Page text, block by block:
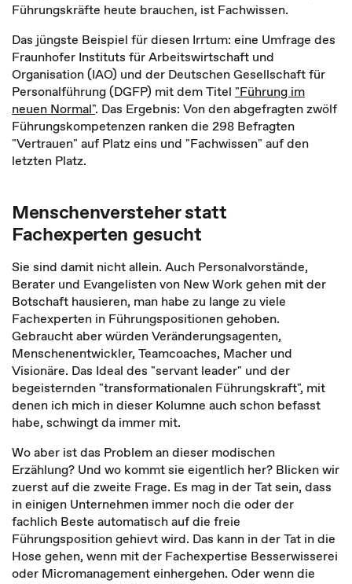
Führungskräfte heute brauchen, ist Fachwissen.
Das jüngste Beispiel für diesen Irrtum: eine Umfrage des
Fraunhofer Instituts für Arbeitswirtschaft und
Organisation (IAO) und der Deutschen Gesellschaft für
Personalführung (DGFP) mit dem Titel "Führung im
neuen Normal". Das Ergebnis: Von den abgefragten zwölf
Führungskompetenzen ranken die 298 Befragten
"Vertrauen" auf Platz eins und "Fachwissen" auf den
letzten Platz.
Menschenversteher statt
Fachexperten gesucht
Sie sind damit nicht allein. Auch Personalvorstände,
Berater und Evangelisten von New Work gehen mit der
Botschaft hausieren, man habe zu lange zu viele
Fachexperten in Führungspositionen gehoben.
Gebraucht aber würden Veränderungsagenten,
Menschenentwickler, Teamcoaches, Macher und
Visionäre. Das Ideal des "servant leader" und der
begeisternden "transformationalen Führungskraft", mit
denen ich mich in dieser Kolumne auch schon befasst
habe, schwingt da immer mit.
Wo aber ist das Problem an dieser modischen
Erzählung? Und wo kommt sie eigentlich her? Blicken wir
zuerst auf die zweite Frage. Es mag in der Tat sein, dass
in einigen Unternehmen immer noch die oder der
fachlich Beste automatisch auf die freie
Führungsposition gehievt wird. Das kann in der Tat in die
Hose gehen, wenn mit der Fachexpertise Besserwisserei
oder Micromanagement einhergehen. Oder wenn die